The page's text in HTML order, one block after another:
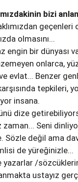
bizi
geçenleri
olmasını...
engin bir dünyası
onlarca,
evlat... Benzer
tepkileri,
insana.
dize
Seni
değil ama
de yüreğinizle...
yazarlar /
ustayız